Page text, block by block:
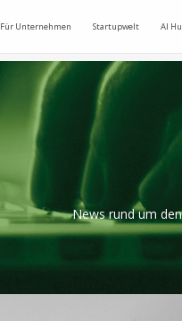
Für Unternehmen Startupwelt AI
News rund um